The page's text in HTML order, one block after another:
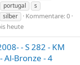
portugal
s
silber
Kommentare: 0
heute
- S 282 - KM
Al-Bronze - 4